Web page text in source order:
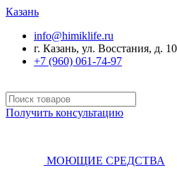
Казань
info@himiklife.ru
г. Казань, ул. Восстания, д.
+7 (960) 061-74-97
Получить консультацию
МОЮЩИЕ СРЕДСТВА